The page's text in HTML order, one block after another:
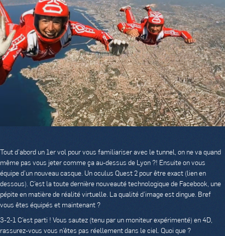
Tout d’abord un 1er vol pour vous familiariser avec le tunnel, on ne va quand
même pas vous jeter comme ça au-dessus de Lyon ?! Ensuite on vous
équipe d’un nouveau casque. Un oculus Quest 2 pour être exact (lien en
dessous). C’est la toute dernière nouveauté technologique de Facebook, une
pépite en matière de réalité virtuelle. La qualité d’image est dingue. Bref
vous êtes équipés et maintenant ?
3-2-1 C’est parti ! Vous sautez (tenu par un moniteur expérimenté) en 4D,
rassurez-vous vous n’êtes pas réellement dans le ciel. Quoi que ?